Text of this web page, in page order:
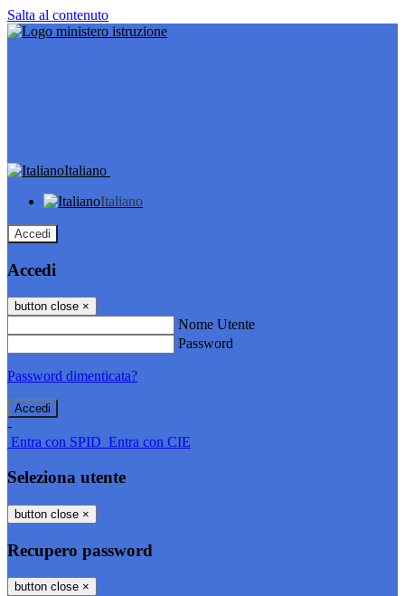
Salta al contenuto
Italiano
Italiano
Accedi
Accedi
button close ×
Nome Utente
Password
Password dimenticata?
-
Entra con SPID Entra con CIE
Seleziona utente
button close ×
Recupero password
button close ×